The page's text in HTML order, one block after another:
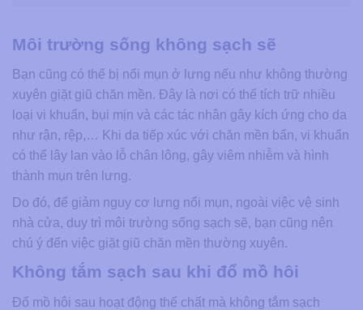
Môi trường sống không sạch sẽ
Bạn cũng có thể bị nổi mụn ở lưng nếu như không thường
xuyên giặt giũ chăn mền. Đây là nơi có thể tích trữ nhiều
loại vi khuẩn, bụi mịn và các tác nhân gây kích ứng cho da
như rận, rệp,… Khi da tiếp xúc với chăn mền bẩn, vi khuẩn
có thể lây lan vào lỗ chân lông, gây viêm nhiễm và hình
thành mụn trên lưng.
Do đó, để giảm nguy cơ lưng nổi mụn, ngoài việc vệ sinh
nhà cửa, duy trì môi trường sống sạch sẽ, bạn cũng nên
chú ý đến việc giặt giũ chăn mền thường xuyên.
Không tắm sạch sau khi đổ mồ hôi
Đổ mồ hôi sau hoạt động thể chất mà không tắm sạch